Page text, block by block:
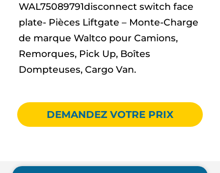
WAL75089791disconnect switch face
plate- Pièces Liftgate – Monte-Charge
de marque Waltco pour Camions,
Remorques, Pick Up, Boîtes
Dompteuses, Cargo Van.
DEMANDEZ VOTRE PRIX